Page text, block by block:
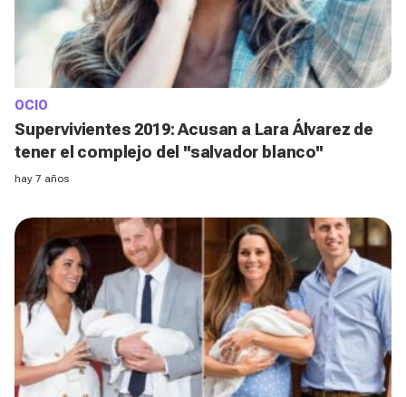
OCIO
Supervivientes 2019: Acusan a Lara Álvarez de
tener el complejo del ''salvador blanco''
hay 7 años